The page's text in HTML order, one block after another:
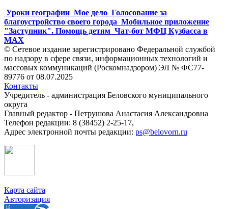
Уроки географии Мое дело Голосование за
благоустройство своего города Мобильное приложение
"Заступник". Помощь детям Чат-бот МФЦ Кузбасса в
MAX
© Сетевое издание зарегистрировано Федеральной службой
по надзору в сфере связи, информационных технологий и
массовых коммуникаций (Роскомнадзором) ЭЛ № ФС77-
89776 от 08.07.2025
Контакты
Учредитель - администрация Беловского муниципального
округа
Главный редактор - Петрушова Анастасия Александровна
Телефон редакции: 8 (38452) 2-25-17,
Адрес электронной почты редакции: ps@belovorn.ru
Карта сайта
Авторизация